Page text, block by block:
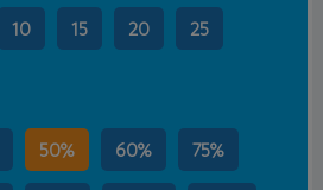
10 15 20 25
50% 60% 75%